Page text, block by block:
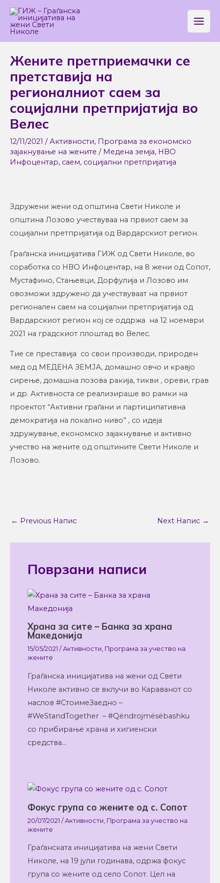
Skip
content
Main
Menu
Жените претприемачки се
претставија на
регионалниот саем за
социјални претпријатија во
Велес
12/11/2021 /Активности, Програма за економско
зајакнување на жените / Медена земја, НВО
Инфоцентар, саем, социјални претпријатија
Здружени жени од општина Свети Николе и
општина Лозово учествуваа на првиот саем за
социјални претпријатија од Вардарскиот регион.
Граѓанска иницијатива ГИЖ од Свети Николе, во
соработка со НВО Инфоцентар, на 8 жени од Сопот,
Мустафино, Стањевци, Дорфулија и Лозово им
овозможи здружено да учествуваат на првиот
регионален саем на социјални претпријатија од
Вардарскиот регион кој се оддржа на 12 ноември
2021 на градскиот плоштад во Велес.
Тие се преставија со свои производи, природен
мед од МЕДЕНА ЗЕМЈА, домашно овчо и кравјо
сирење, домашна лозова ракија, тикви , ореви, грав
и др. Активноста се реализираше во рамки на
проектот “Активни граѓани и партиципативна
демократија на локално ниво” , со идеја
здружување, економско зајакнување и активно
учество на жените од општините Свети Николе и
Лозово.
navigation
← Previous Напис Next Напис →
Поврзани написи
Храна за сите – Банка за храна
Македонија
15/05/2021/Активности, Програма за учество на
жените
Граѓанска иницијатива на жени од Свети
Николе активно се вклучи во Караванот со
наслов #СтоимеЗаедно –
#WeStandTogether – #Qëndrojmësëbashku
со прибирање храна и хигиенски
средства…
Фокус група со жените од с. Сопот
20/07/2021/Активности Програма за учество на
жените
Граѓанската иницијатива на жени Свети
Николе, на 19 јули годинава, одржа фокус
група со жените од село Сопот. Цел на